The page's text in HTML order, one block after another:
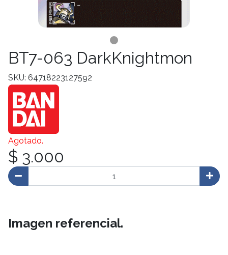
BT7-063 DarkKnightmon
SKU: 64718223127592
Agotado.
$ 3.000
Imagen referencial.